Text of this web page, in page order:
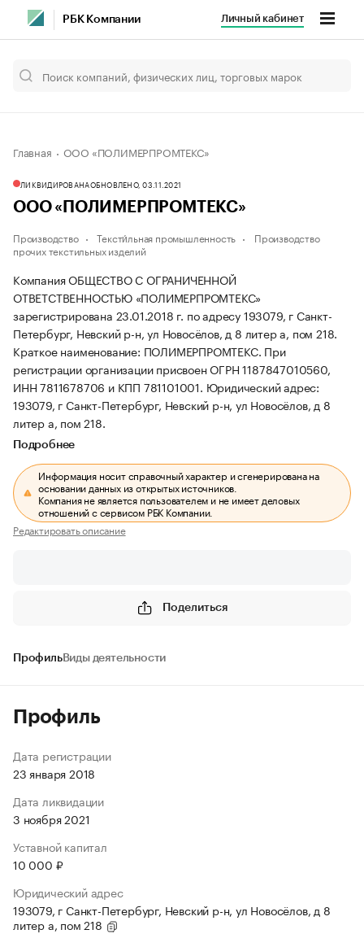
РБК Компании Личный кабинет
Главная ООО «ПОЛИМЕРПРОМТЕКС»
ЛИКВИДИРОВАНАОБНОВЛЕНО, 03.11.2021
ООО «ПОЛИМЕРПРОМТЕКС»
Производство Тексти́льная промышленность
Производство
прочих текстильных изделий
Компания ОБЩЕСТВО С ОГРАНИЧЕННОЙ
ОТВЕТСТВЕННОСТЬЮ «ПОЛИМЕРПРОМТЕКС»
зарегистрирована 23.01.2018 г. по адресу 193079, г Санкт-
Петербург, Невский р-н, ул Новосёлов, д 8 литер а, пом 218.
Краткое наименование: ПОЛИМЕРПРОМТЕКС. При
регистрации организации присвоен ОГРН 1187847010560,
ИНН 7811678706 и КПП 781101001. Юридический адрес:
193079, г Санкт-Петербург, Невский р-н, ул Новосёлов, д 8
литер а, пом 218.
Подробнее
Информация носит справочный характер и сгенерирована на
основании данных из открытых источников.
Компания не является пользователем и не имеет деловых
отношений с сервисом РБК Компании.
Редактировать описание
Поделиться
ПрофильВиды деятельности
Профиль
Дата регистрации
23 января 2018
Дата ликвидации
3 ноября 2021
Уставной капитал
10 000 ₽
Юридический адрес
193079, г Санкт-Петербург, Невский р-н, ул Новосёлов, д 8
литер а, пом 218